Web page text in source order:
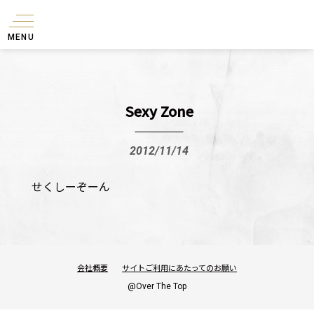
MENU
Sexy Zone
2012/11/14
せくしーぞーん
会社概要 サイトご利用にあたってのお願い
@Over The Top